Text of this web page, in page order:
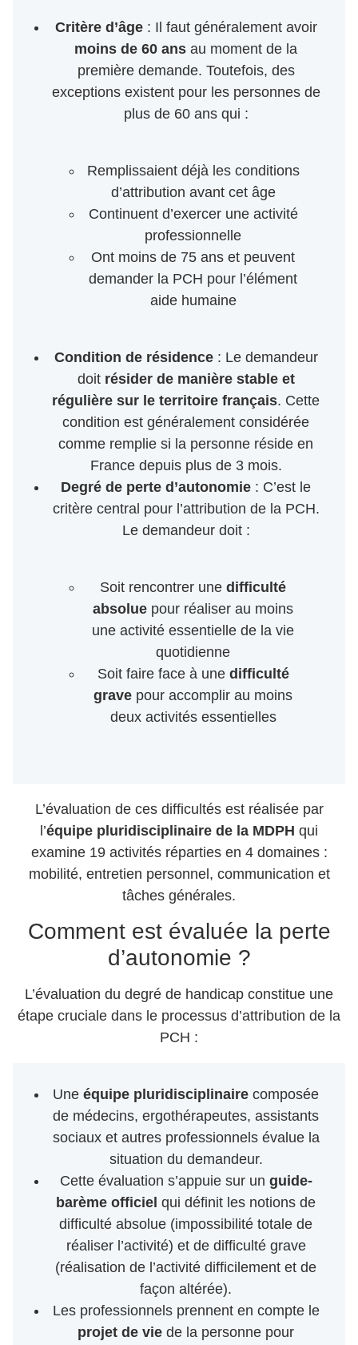
Critère d’âge: Il faut généralement avoir
moins de 60 ans au moment de la
première demande. Toutefois, des
exceptions existent pour les personnes de
plus de 60 ans qui :
Remplissaient déjà les conditions
d’attribution avant cet âge
Continuent d’exercer une activité
professionnelle
Ont moins de 75 ans et peuvent
demander la PCH pour l’élément
aide humaine
Condition de résidence: Le demandeur
doit résider de manière stable et
régulière sur le territoire français. Cette
condition est généralement considérée
comme remplie si la personne réside en
France depuis plus de 3 mois.
Degré de perte d’autonomie : C’est le
critère central pour l’attribution de la PCH.
Le demandeur doit :
Soit rencontrer unedifficulté
absolue pour réaliser au moins
une activité essentielle de la vie
quotidienne
Soit faire face à une difficulté
grave pour accomplir au moins
deux activités essentielles
L’évaluation de ces difficultés est réalisée par
l’équipe pluridisciplinaire de la MDPH qui
examine 19 activités réparties en 4 domaines :
mobilité, entretien personnel, communication et
tâches générales.
Comment est évaluée la perte
d’autonomie ?
L’évaluation du degré de handicap constitue une
étape cruciale dans le processus d’attribution de la
PCH :
Uneéquipe pluridisciplinaire composée
de médecins, ergothérapeutes, assistants
sociaux et autres professionnels évalue la
situation du demandeur.
Cette évaluation s’appuie sur un guide-
barème officiel qui définit les notions de
difficulté absolue (impossibilité totale de
réaliser l’activité) et de difficulté grave
(réalisation de l’activité difficilement et de
façon altérée).
Les professionnels prennent en compte le
projet de vie de la personne pour